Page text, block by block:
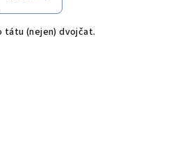
tátu (nejen) dvojčat.